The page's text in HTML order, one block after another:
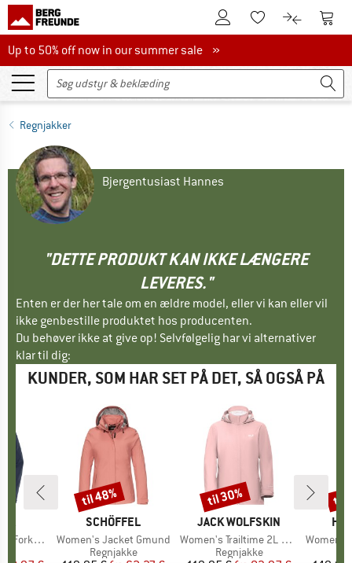
Til kundekontoenTil huskesedlen.
Til Til
Up to 50% off now in our summer sale
Up to 50% off now in our summer sale »
Regnjakker
Bjergentusiast Hannes
"DETTE PRODUKT KAN IKKE LÆNGERE
LEVERES."
Enten er der her tale om en ældre model, eller vi kan eller vil
ikke genbestille produktet hos producenten.
Du behøver ikke at give op! Selvfølgelig har vi alternativer
klar til dig:
KUNDER, SOM HAR SET PÅ DET, SÅ OGSÅ PÅ
Jacket
MÆRKE
SCHÖFFEL
Artikel
Women's Jacket Gmund
Produktgruppe
Regnjakke
Rabat
til 48%
MÆRKE
JACK WOLFSKIN
Artikel
Women's Trailtime 2L Jacket
Produktgruppe
Regnjakke
Rabat
til 30%
Artikel
Women's
til